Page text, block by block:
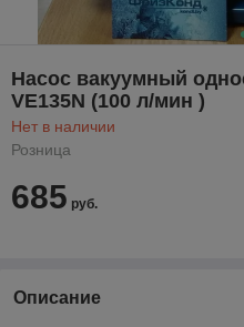
Насос вакуумный
VE135N (100 л/мин )
Нет в наличии
Розница
685 руб.
Описание